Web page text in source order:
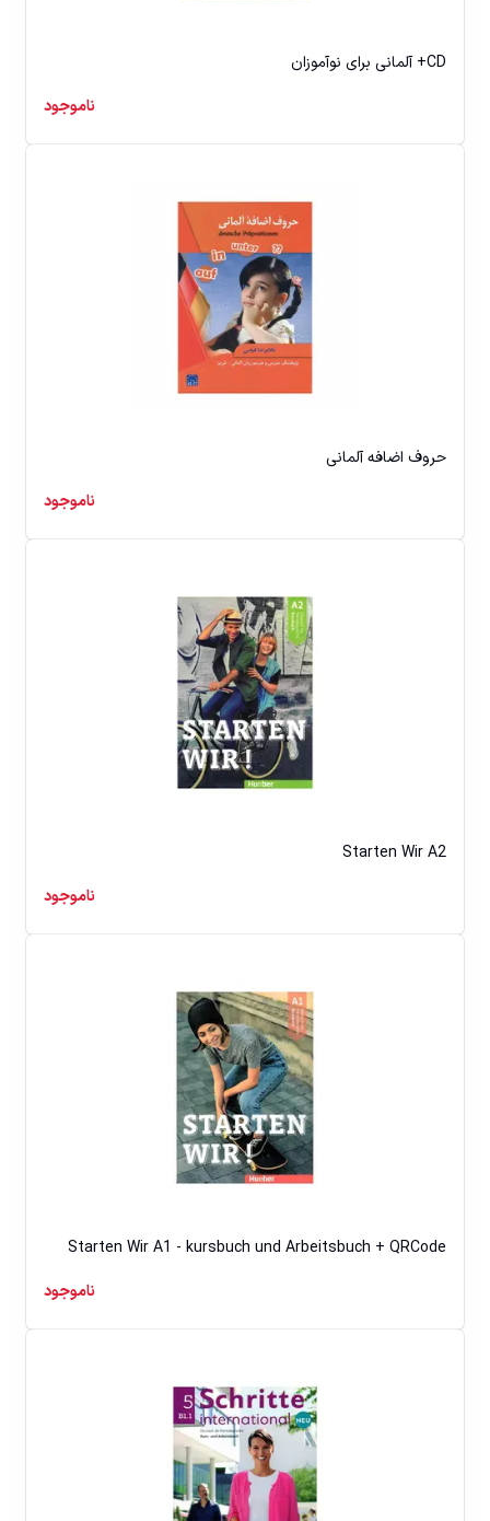
آلمانی برای نوآموزان +CD
ناموجود
حروف اضافه آلمانی
ناموجود
Starten Wir A2
ناموجود
Starten Wir A1 - kursbuch und Arbeitsbuch + QRCode
ناموجود